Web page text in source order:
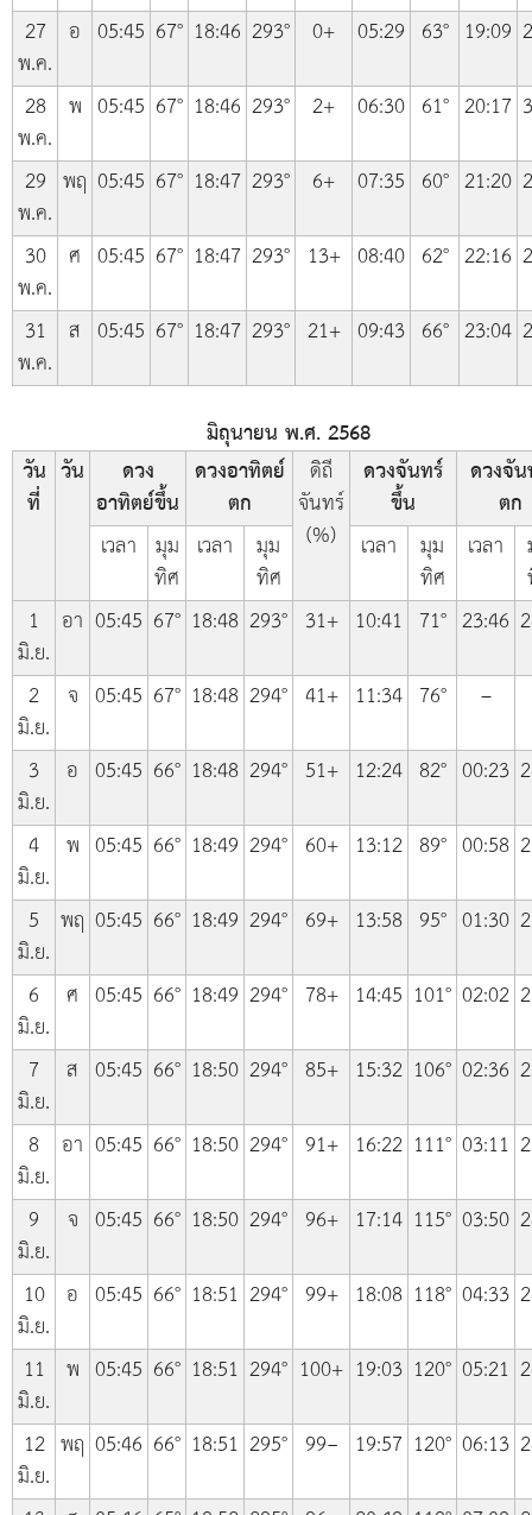
27
พ.ค.
อ 05:45 67° 18:46 293° 0+ 05:29 63° 19:09
28
พ.ค.
พ 05:45 67° 18:46 293° 2+ 06:30 61° 20:17
29
พ.ค.
พฤ 05:45 67° 18:47 293° 6+ 07:35 60° 21:20
30
พ.ค.
ศ 05:45 67° 18:47 293° 13+ 08:40 62° 22:16
31
พ.ค.
ส 05:45 67° 18:47 293° 21+ 09:43 66° 23:04
มิถุนายน พ.ศ. 2568
วัน
ที่
วัน ดวง
อาทิตย์ขึ้น
ดวงอาทิตย์
ตก
ดิถี
จันทร์
(%)
ดวงจันทร์
ขึ้น
ดวงจั
ตก
เวลา มุม
ทิศ
เวลา มุม
ทิศ
เวลา มุม
ทิศ
เวลา
1
มิ.ย.
อา 05:45 67° 18:48 293° 31+ 10:41 71° 23:46
2
มิ.ย.
จ 05:45 67° 18:48 294° 41+ 11:34 76°
–
3
มิ.ย.
อ 05:45 66° 18:48 294° 51+ 12:24 82° 00:23
4
มิ.ย.
พ 05:45 66° 18:49 294° 60+ 13:12 89° 00:58
5
มิ.ย.
พฤ 05:45 66° 18:49 294° 69+ 13:58 95° 01:30
6
มิ.ย.
ศ 05:45 66° 18:49 294° 78+ 14:45 101° 02:02
7
มิ.ย.
ส 05:45 66° 18:50 294° 85+ 15:32 106° 02:36
8
มิ.ย.
อา 05:45 66° 18:50 294° 91+ 16:22 111° 03:11
9
มิ.ย.
จ 05:45 66° 18:50 294° 96+ 17:14 115° 03:50
10
มิ.ย.
อ 05:45 66° 18:51 294° 99+ 18:08 118° 04:33
11
มิ.ย.
พ 05:45 66° 18:51 294° 100+ 19:03 120° 05:21
12
มิ.ย.
พฤ 05:46 66° 18:51 295° 99− 19:57 120° 06:13